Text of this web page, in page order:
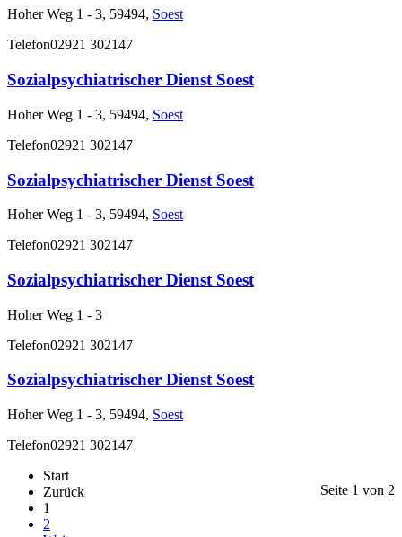
Hoher Weg 1 - 3, 59494, Soest
Telefon02921 302147
Sozialpsychiatrischer Dienst Soest
Hoher Weg 1 - 3, 59494, Soest
Telefon02921 302147
Sozialpsychiatrischer Dienst Soest
Hoher Weg 1 - 3, 59494, Soest
Telefon02921 302147
Sozialpsychiatrischer Dienst Soest
Hoher Weg 1 - 3
Telefon02921 302147
Sozialpsychiatrischer Dienst Soest
Hoher Weg 1 - 3, 59494, Soest
Telefon02921 302147
Seite 1 von 2
Start
Zurück
1
2